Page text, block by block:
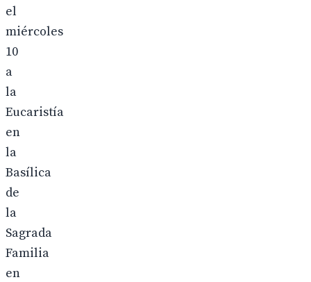
el
miércoles
10
a
la
Eucaristía
en
la
Basílica
de
la
Sagrada
Familia
en